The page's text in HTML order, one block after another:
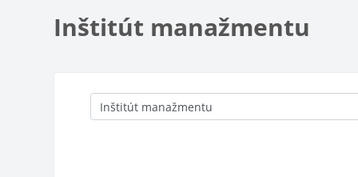
Inštitút manažmentu
Kategórie kurzov